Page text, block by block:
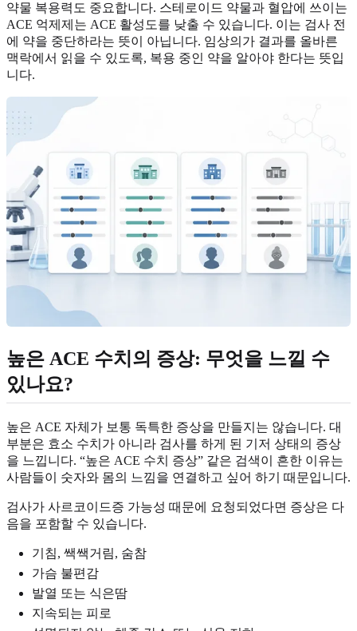
약물 복용력도 중요합니다. 스테로이드 약물과 혈압에 쓰이는
ACE 억제제는 ACE 활성도를 낮출 수 있습니다. 이는 검사 전
에 약을 중단하라는 뜻이 아닙니다. 임상의가 결과를 올바른
맥락에서 읽을 수 있도록, 복용 중인 약을 알아야 한다는 뜻입
니다.
높은 ACE 수치의 증상: 무엇을 느낄 수
있나요?
높은 ACE 자체가 보통 독특한 증상을 만들지는 않습니다. 대
부분은 효소 수치가 아니라 검사를 하게 된 기저 상태의 증상
을 느낍니다. “높은 ACE 수치 증상” 같은 검색이 흔한 이유는
사람들이 숫자와 몸의 느낌을 연결하고 싶어 하기 때문입니다.
검사가 사르코이드증 가능성 때문에 요청되었다면 증상은 다
음을 포함할 수 있습니다.
기침, 쌕쌕거림, 숨참
가슴 불편감
발열 또는 식은땀
지속되는 피로